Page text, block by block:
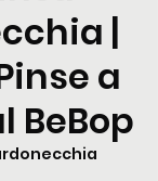
|
a
BeBop